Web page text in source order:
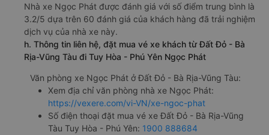
Nhà xe Ngọc Phát được đánh giá với số điểm trung bình là
3.2/5 dựa trên 60 đánh giá của khách hàng đã trải nghiệm
dịch vụ của nhà xe này.
h. Thông tin liên hệ, đặt mua vé xe khách từ Đất Đỏ - Bà
Rịa-Vũng Tàu đi Tuy Hòa - Phú Yên Ngọc Phát
Văn phòng xe Ngọc Phát ở Đất Đỏ - Bà Rịa-Vũng Tàu:
Xem địa chỉ văn phòng nhà xe Ngọc Phát:
https://vexere.com/vi-VN/xe-ngoc-phat
Số điện thoại đặt mua vé xe Đất Đỏ - Bà Rịa-Vũng
Tàu Tuy Hòa - Phú Yên: 1900 888684